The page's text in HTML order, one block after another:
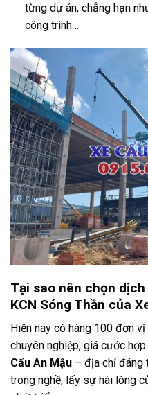
từng dự án, chẳng hạn
công trình…
Tại sao nên chọn
KCN Sóng Thần của
Hiện nay có hàng 100 đơn
chuyên nghiệp, giá cước
Cẩu An Mậu – địa chỉ đáng
trong nghề, lấy sự hài lòng